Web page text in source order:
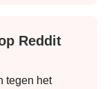
Reddit
tegen het